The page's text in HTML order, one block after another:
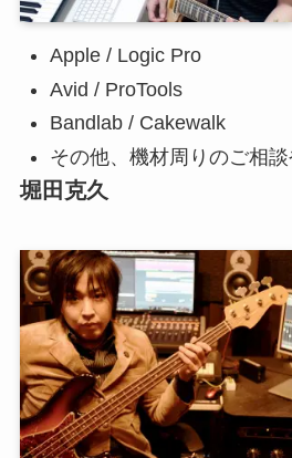
Apple / Logic Pro
Avid / ProTools
Bandlab / Cakewalk
その他、機材周りのご相
堀田克久